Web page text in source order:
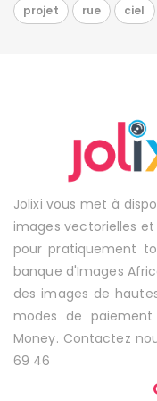
projet rue ciel
Jolixi vous met à
images vectorielles
pour pratiquement
banque d'Images
des images de
modes de paiement
Money. Contactez
69 46